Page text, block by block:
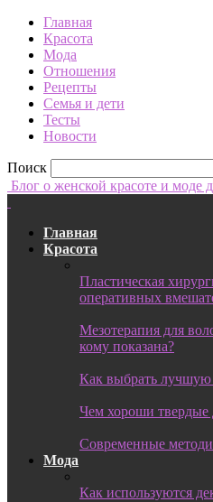
Главная
Красота
Мода
Отношения
Рецепты
Семья и дети
Тесты
Новости
Поиск
Блог о женской красоте и
Главная
Красота
Пластическая
оперативных
Мезотерапия для
кому показана?
Как выбрать лучшую
Чем хороши твердые
Современные
Мода
Как используются